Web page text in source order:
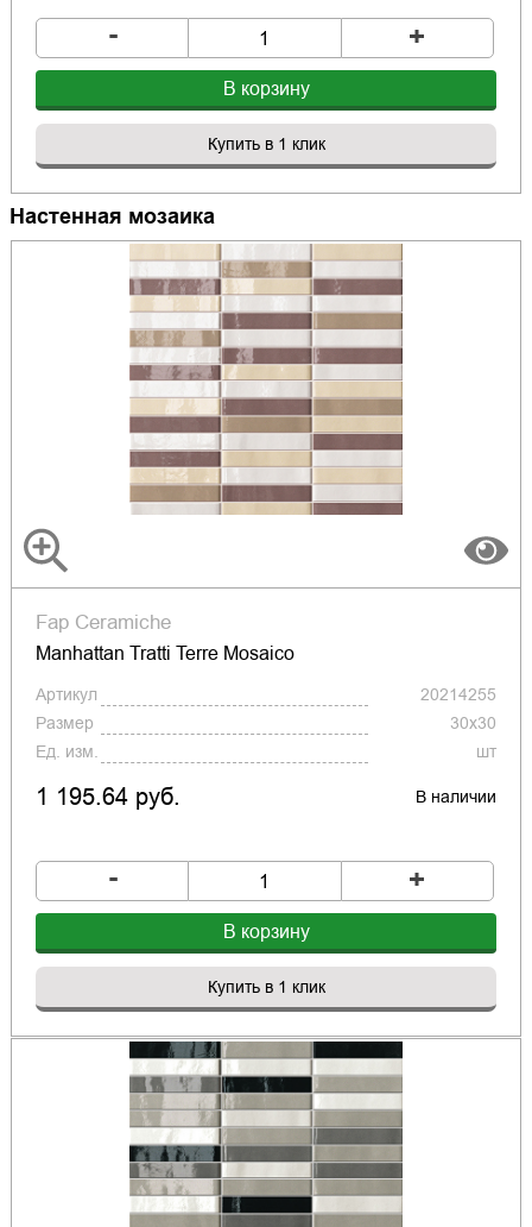
- +
В корзину
Купить в 1 клик
Настенная мозаика
Fap Ceramiche
Manhattan Tratti Terre Mosaico
Артикул
20214255
Размер
30x30
Ед. изм.
шт
1 195.64 руб. В наличии
- +
В корзину
Купить в 1 клик